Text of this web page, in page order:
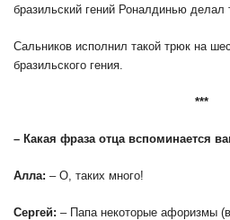
бразильский гений Роналдинью делал
Сальников исполнил такой трюк на
бразильского гения.
***
– Какая фраза отца вспоминается
Алла: – О, таких много!
Сергей: – Папа некоторые афоризмы